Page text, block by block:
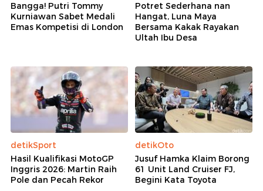
Bangga! Putri Tommy
Kurniawan Sabet Medali
Emas Kompetisi di London
Potret Sederhana nan
Hangat, Luna Maya
Bersama Kakak Rayakan
Ultah Ibu Desa
detikSport
Hasil Kualifikasi MotoGP
Inggris 2026: Martin Raih
Pole dan Pecah Rekor
detikOto
Jusuf Hamka Klaim Borong
61 Unit Land Cruiser FJ,
Begini Kata Toyota